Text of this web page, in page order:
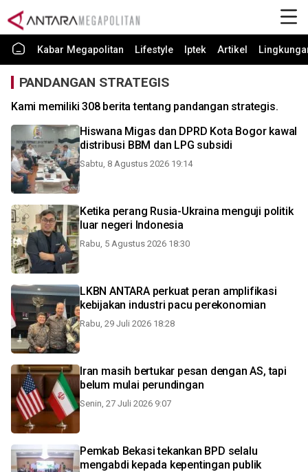
Kabar Megapolitan Lifestyle Iptek Artikel
PANDANGAN STRATEGIS
Kami memiliki 308 berita tentang pandangan strategis.
Hiswana Migas dan DPRD Kota Bogor kawal
distribusi BBM dan LPG subsidi
Sabtu, 8 Agustus 2026 19:14
Ketika perang Rusia-Ukraina menguji politik
luar negeri Indonesia
Rabu, 5 Agustus 2026 18:30
LKBN ANTARA perkuat peran amplifikasi
kebijakan industri pacu perekonomian
Rabu, 29 Juli 2026 18:28
Iran masih bertukar pesan dengan AS, tapi
belum mulai perundingan
Senin, 27 Juli 2026 9:07
Pemkab Bekasi tekankan BPD selalu
mengabdi kepada kepentingan publik